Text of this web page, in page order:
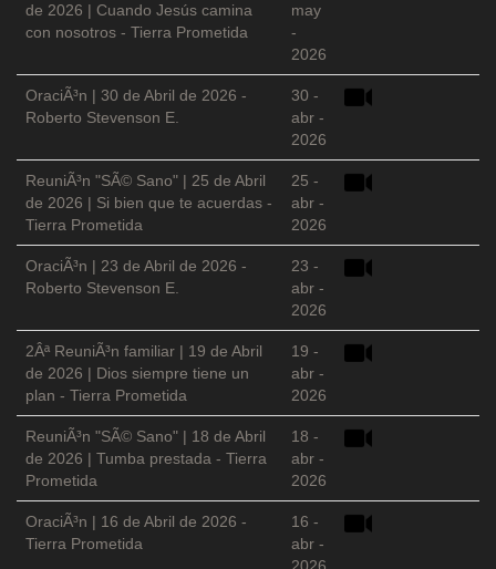
de 2026 | Cuando Jesús camina
con nosotros - Tierra Prometida
may
-
2026
OraciÃ³n | 30 de Abril de 2026 -
Roberto Stevenson E.
30 -
abr -
2026
ReuniÃ³n "SÃ© Sano" | 25 de Abril
de 2026 | Si bien que te acuerdas -
Tierra Prometida
25 -
abr -
2026
OraciÃ³n | 23 de Abril de 2026 -
Roberto Stevenson E.
23 -
abr -
2026
2Âª ReuniÃ³n familiar | 19 de Abril
de 2026 | Dios siempre tiene un
plan - Tierra Prometida
19 -
abr -
2026
ReuniÃ³n "SÃ© Sano" | 18 de Abril
de 2026 | Tumba prestada - Tierra
Prometida
18 -
abr -
2026
OraciÃ³n | 16 de Abril de 2026 -
Tierra Prometida
16 -
abr -